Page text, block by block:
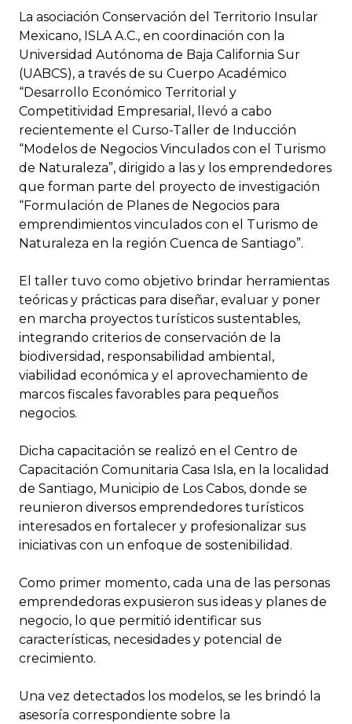
La asociación Conservación del Territorio Insular
Mexicano, ISLA A.C., en coordinación con la
Universidad Autónoma de Baja California Sur
(UABCS), a través de su Cuerpo Académico
“Desarrollo Económico Territorial y
Competitividad Empresarial, llevó a cabo
recientemente el Curso-Taller de Inducción
“Modelos de Negocios Vinculados con el Turismo
de Naturaleza”, dirigido a las y los emprendedores
que forman parte del proyecto de investigación
“Formulación de Planes de Negocios para
emprendimientos vinculados con el Turismo de
Naturaleza en la región Cuenca de Santiago”.
El taller tuvo como objetivo brindar herramientas
teóricas y prácticas para diseñar, evaluar y poner
en marcha proyectos turísticos sustentables,
integrando criterios de conservación de la
biodiversidad, responsabilidad ambiental,
viabilidad económica y el aprovechamiento de
marcos fiscales favorables para pequeños
negocios.
Dicha capacitación se realizó en el Centro de
Capacitación Comunitaria Casa Isla, en la localidad
de Santiago, Municipio de Los Cabos, donde se
reunieron diversos emprendedores turísticos
interesados en fortalecer y profesionalizar sus
iniciativas con un enfoque de sostenibilidad.
Como primer momento, cada una de las personas
emprendedoras expusieron sus ideas y planes de
negocio, lo que permitió identificar sus
características, necesidades y potencial de
crecimiento.
Una vez detectados los modelos, se les brindó la
asesoría correspondiente sobre la